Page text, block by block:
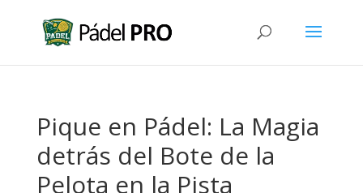
Pique en Pádel: La Magia
detrás del Bote de la
Pelota en la Pista